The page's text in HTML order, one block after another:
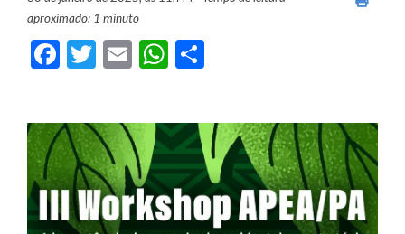
aproximado: 1 minuto
Facebook
Twitter
EmailWhatsApp